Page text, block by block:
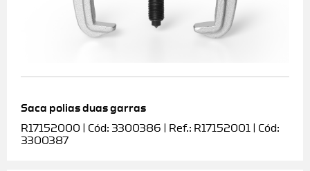
Saca polias duas garras
R17152000 | Cód: 3300386 | Ref.: R17152001 | Cód:
3300387